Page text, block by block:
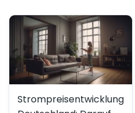
Strompreisentwicklung